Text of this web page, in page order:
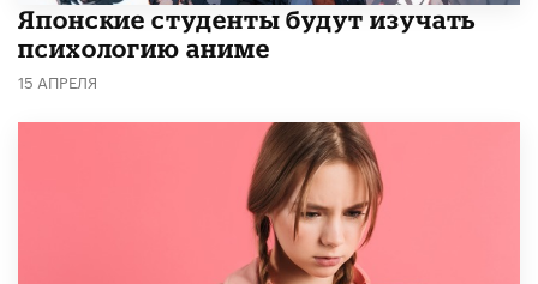
Японские студенты будут изучать
психологию аниме
15 АПРЕЛЯ